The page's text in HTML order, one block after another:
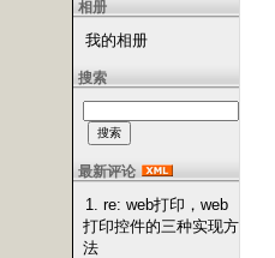
相册
我的相册
搜索
最新评论
1. re: web打印，web
打印控件的三种实现方
法